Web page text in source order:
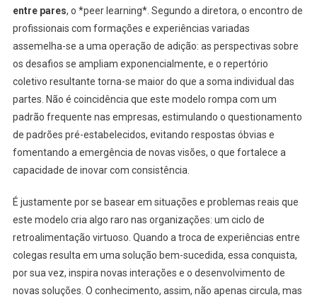
entre pares, o *peer learning*. Segundo a diretora, o encontro de
profissionais com formações e experiências variadas
assemelha-se a uma operação de adição: as perspectivas sobre
os desafios se ampliam exponencialmente, e o repertório
coletivo resultante torna-se maior do que a soma individual das
partes. Não é coincidência que este modelo rompa com um
padrão frequente nas empresas, estimulando o questionamento
de padrões pré-estabelecidos, evitando respostas óbvias e
fomentando a emergência de novas visões, o que fortalece a
capacidade de inovar com consistência.
É justamente por se basear em situações e problemas reais que
este modelo cria algo raro nas organizações: um ciclo de
retroalimentação virtuoso. Quando a troca de experiências entre
colegas resulta em uma solução bem-sucedida, essa conquista,
por sua vez, inspira novas interações e o desenvolvimento de
novas soluções. O conhecimento, assim, não apenas circula, mas